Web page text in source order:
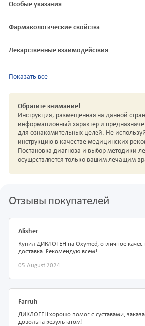
Особые указания
Фармакологические свойства
Лекарственные взаимодействия
Показать все
Обратите внимание!
Инструкция, размещенная на данной
информационный характер и
для ознакомительных целей. Не
инструкцию в качестве медицинских
Постановка диагноза и выбор методики
осуществляется только вашим лечащим
Отзывы покупателей
Alisher
Купил ДИКЛОГЕН на Oxymed, отличное
доставка. Рекомендую всем!
05 August 2024
Farruh
ДИКЛОГЕН хорошо помог с суставами,
довольна результатом!